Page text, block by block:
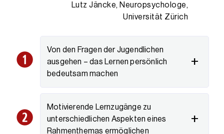
Lutz Jäncke, Neuropsychologe,
Universität Zürich
Von den Fragen der Jugendlichen
ausgehen – das Lernen persönlich
bedeutsam machen
Motivierende Lernzugänge zu
unterschiedlichen Aspekten eines
Rahmenthemas ermöglichen